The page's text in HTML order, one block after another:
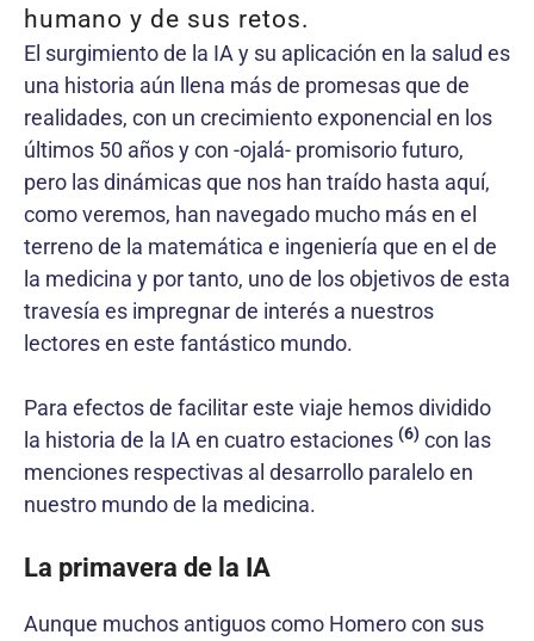
humano y de sus retos.
El surgimiento de la IA y su aplicación en la salud es
una historia aún llena más de promesas que de
realidades, con un crecimiento exponencial en los
últimos 50 años y con -ojalá- promisorio futuro,
pero las dinámicas que nos han traído hasta aquí,
como veremos, han navegado mucho más en el
terreno de la matemática e ingeniería que en el de
la medicina y por tanto, uno de los objetivos de esta
travesía es impregnar de interés a nuestros
lectores en este fantástico mundo.
Para efectos de facilitar este viaje hemos dividido
la historia de la IA en cuatro estaciones (6) con las
menciones respectivas al desarrollo paralelo en
nuestro mundo de la medicina.
La primavera de la IA
Aunque muchos antiguos como Homero con sus